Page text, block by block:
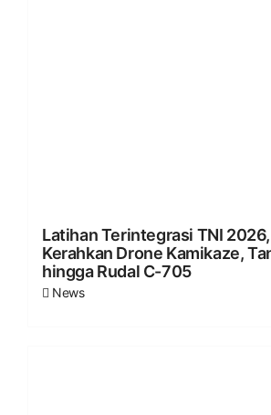
Latihan Terintegrasi TNI
Kerahkan Drone Kamikaze,
hingga Rudal C-705
News